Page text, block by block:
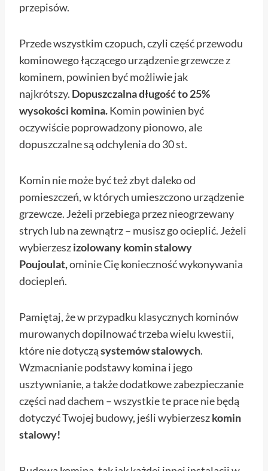
przepisów.
Przede wszystkim czopuch, czyli część przewodu
kominowego łączącego urządzenie grzewcze z
kominem, powinien być możliwie jak
najkrótszy. Dopuszczalna długość to 25%
wysokości komina.Komin powinien być
oczywiście poprowadzony pionowo, ale
dopuszczalne są odchylenia do 30 st.
Komin nie może być też zbyt daleko od
pomieszczeń, w których umieszczono urządzenie
grzewcze. Jeżeli przebiega przez nieogrzewany
strych lub na zewnątrz – musisz go ocieplić. Jeżeli
wybierzeszizolowany komin stalowy
Poujoulat,ominie Cię konieczność wykonywania
dociepleń.
Pamiętaj, że w przypadku klasycznych kominów
murowanych dopilnować trzeba wielu kwestii,
które nie dotycząsystemów stalowych.
Wzmacnianie podstawy komina i jego
usztywnianie, a także dodatkowe zabezpieczanie
części nad dachem – wszystkie te prace nie będą
dotyczyć Twojej budowy, jeśli wybierzeszkomin
stalowy!